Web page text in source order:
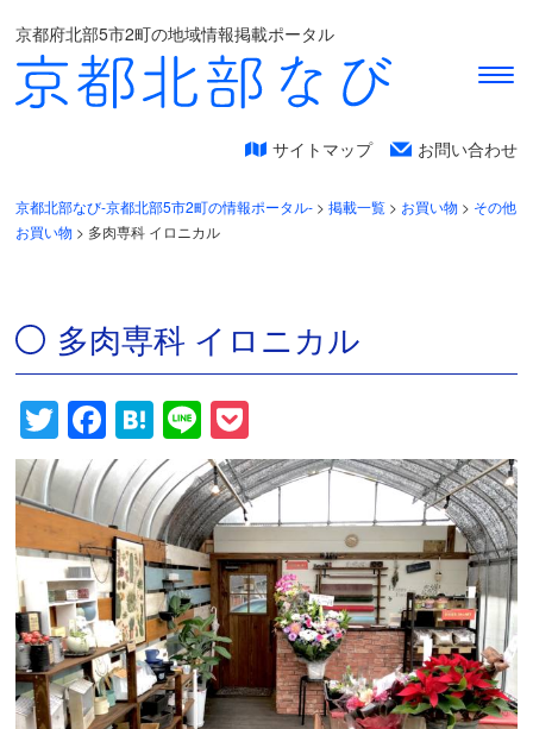
京都府北部5市2町の地域情報掲載ポータル
サイトマップ お問い合わせ
京都北部なび-京都北部5市2町の情報ポータル- >掲載一覧 > お買い物 > その他
お買い物 > 多肉専科 イロニカル
多肉専科 イロニカル
Twitter
Facebook
Hatena
Line